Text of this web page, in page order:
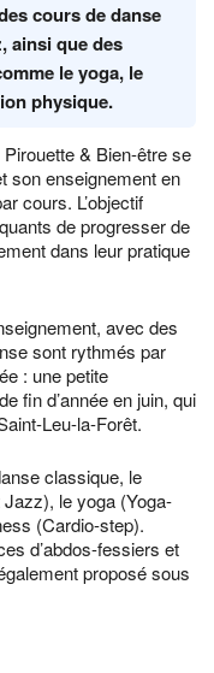
cours de danse
ainsi que des
le yoga, le
physique.
& Bien-être se
son enseignement en
cours. L’objectif
de progresser de
dans leur pratique
avec des
sont rythmés par
: une petite
fin d’année en juin, qui
Leu-la-Forêt.
classique, le
le yoga (Yoga-
(Cardio-step).
d’abdos-fessiers et
proposé sous